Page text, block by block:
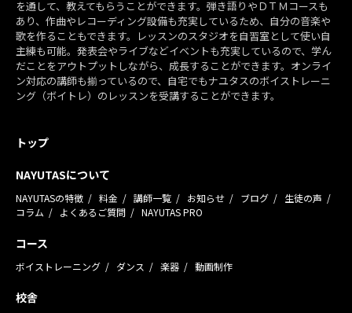
を通して、教えてもらうことができます。弾き語りやＤＴＭコースも
あり、作曲やレコーディング設備も充実しているため、自分の音楽や
歌を作ることもできます。レッスンのスタジオを自習室として使い自
主練も可能。発表会やライブなどイベントも充実しているので、学ん
だことをアウトプットしながら、成長することができます。オンライ
ン対応の講師も揃っているので、自宅でもナユタスのボイストレーニ
ング（ボイトレ）のレッスンを受講することができます。
トップ
NAYUTASについて
NAYUTASの特徴 料金 講師一覧 お知らせ ブログ
生徒の声
コラム
よくあるご質問 NAYUTAS PRO
コース
ボイストレーニング ダンス 楽器 動画制作
校舎